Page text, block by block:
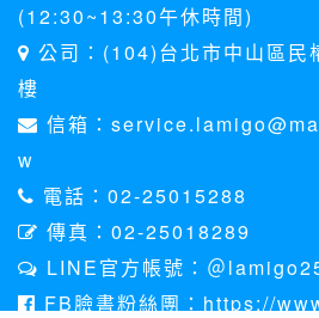
(12:30~13:30午休時間)
公司：(104)台北市中山區民
樓
信箱：
w
電話：02-25015288
傳真：02-25018289
LINE官方帳號：＠
FB臉書粉絲團：https://